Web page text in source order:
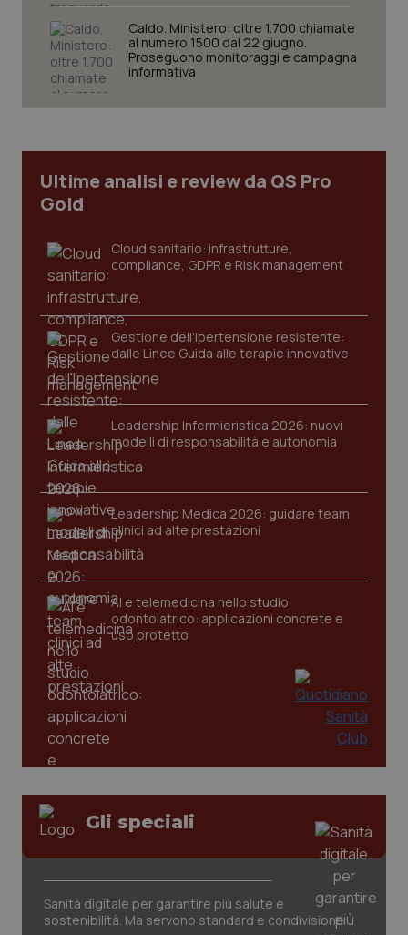
Caldo. Ministero: oltre 1.700 chiamate
al numero 1500 dal 22 giugno.
Proseguono monitoraggi e campagna
informativa
Ultime analisi e review da QS Pro
Gold
Cloud sanitario: infrastrutture,
compliance, GDPR e Risk management
Gestione dell'Ipertensione resistente:
dalle Linee Guida alle terapie innovative
Leadership Infermieristica 2026: nuovi
modelli di responsabilità e autonomia
Leadership Medica 2026: guidare team
clinici ad alte prestazioni
AI e telemedicina nello studio
odontoiatrico: applicazioni concrete e
uso protetto
Gli speciali
Sanità digitale per garantire più salute e
sostenibilità. Ma servono standard e condivisione
Necessari Statistici Marketing
Nome
Fornitore/Dominio
CookieScriptConsent
CookieScript
www.quotidianosanita.it
tracking-sites-ironfish-
www.quotidianosanita.it
www.quotidianosanita.it